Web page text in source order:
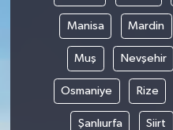
Manisa Mardin
Muş Nevşehir
Osmaniye Rize
Şanlıurfa Siirt